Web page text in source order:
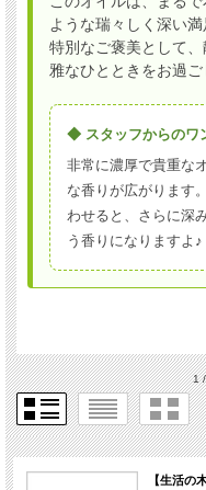
ような瑞々しく深い
特別なご褒美として
雅なひとときをお過ご
◆ スタッフからのワ
非常に濃厚で貴重な
な香りが広がります
わせると、さらに深
う香りになりますよ♪
1
【生活の